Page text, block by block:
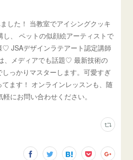
した！ 当教室でアイシングクッキ
し、 ペットの似顔絵アーティストで
♡ JSAデザインラテアート認定講師
、メディアでも話題♡ 最新技術の
っかりマスターします。可愛すぎ
てます！ オンラインレッスンも、随
にお問い合わせください。